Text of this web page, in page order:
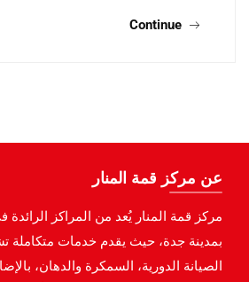
Continue
عن مركز قمة المنار
مركز قمة المنار يُعد من المراكز الرائدة
بمدينة جدة، حيث يقدم خدمات
الصيانة الدورية، السمكرة والدهان،